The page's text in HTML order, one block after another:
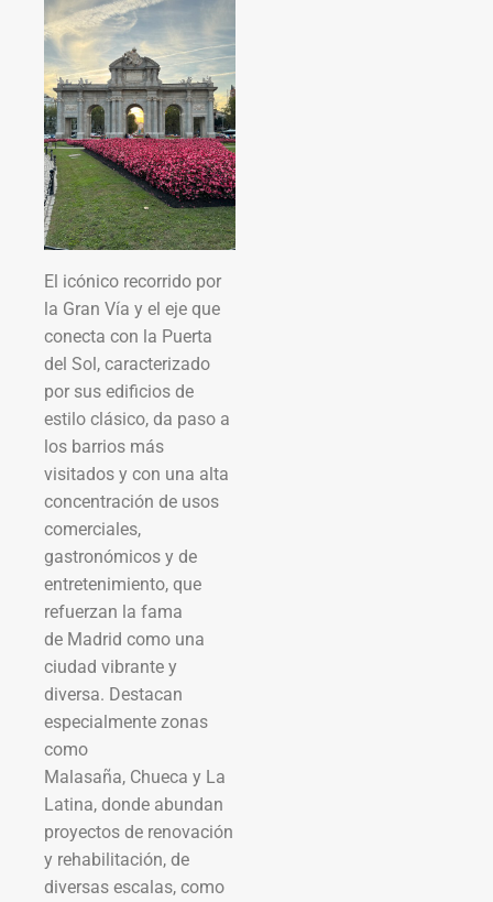
El icónico recorrido por
la Gran Vía y el eje que
conecta con la Puerta
del Sol, caracterizado
por sus edificios de
estilo clásico, da paso a
los barrios más
visitados y con una alta
concentración de usos
comerciales,
gastronómicos y de
entretenimiento, que
refuerzan la fama
de Madrid como una
ciudad vibrante y
diversa. Destacan
especialmente zonas
como
Malasaña, Chueca y La
Latina, donde abundan
proyectos de renovación
y rehabilitación, de
diversas escalas, como